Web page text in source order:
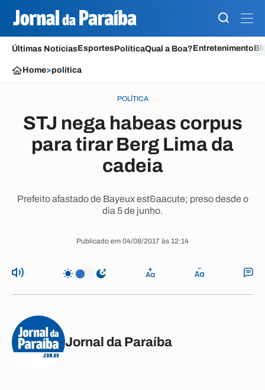
Últimas NotíciasEsportesPolíticaQual a Boa?Entretenimento
Home>política
POLÍTICA
STJ nega habeas corpus
para tirar Berg Lima da
cadeia
Prefeito afastado de Bayeux est&aacute; preso desde o
dia 5 de junho.
Publicado em 04/08/2017 às 12:14
Jornal da Paraíba